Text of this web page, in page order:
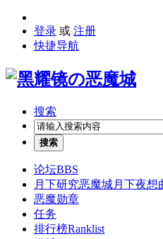
登录 或 注册
快捷导航
搜索
搜索
论坛BBS
月下研究恶魔城月下夜想
恶魔勋章
任务
排行榜Ranklist